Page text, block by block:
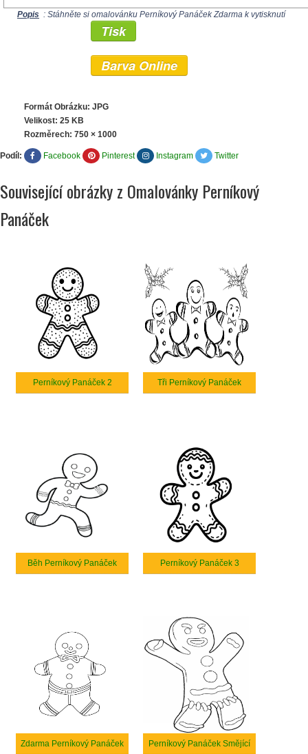
Popis : Stáhněte si omalovánku Perníkový Panáček Zdarma k vytisknutí
Tisk
Barva Online
Formát Obrázku: JPG
Velikost: 25 KB
Rozměrech: 750 × 1000
Podíl: Facebook Pinterest Instagram Twitter
Související obrázky z Omalovánky Perníkový
Panáček
Perníkový Panáček 2 Tři Perníkový Panáček
Běh Perníkový Panáček Perníkový Panáček 3
Zdarma Perníkový Panáček Perníkový Panáček Smějící